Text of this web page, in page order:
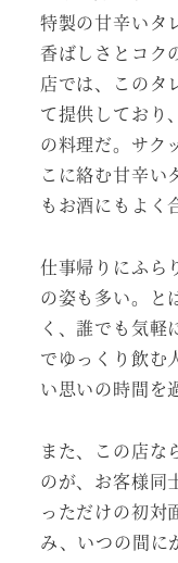
特製の甘辛いタ
香ばしさとコク
店では、このタ
て提供しており
の料理だ。サク
こに絡む甘辛い
もお酒にもよく
仕事帰りにふら
の姿も多い。と
く、誰でも気軽
でゆっくり飲む
い思いの時間を
また、この店な
のが、お客様同
っただけの初対
み、いつの間に